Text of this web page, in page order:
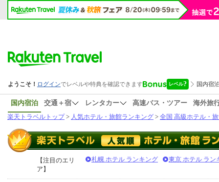
国内宿泊 交通＋宿 レンタカー 高速バス・ツアー
海外旅
楽天トラベルトップ> 人気ホテル・旅館ランキング > 全国 高級ホテル・
【注目のエリ
ア】
札幌 ホテル ランキング 東京 ホテル ラン